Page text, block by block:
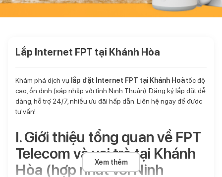
Lắp Internet FPT tại Khánh Hòa
Khám phá dịch vụ lắp đặt Internet FPT tại Khánh Hoàtốc độ
cao, ổn định (sáp nhập với tỉnh Ninh Thuận). Đăng ký lắp đặt dễ
dàng, hỗ trợ 24/7, nhiều ưu đãi hấp dẫn. Liên hệ ngay để được
tư vấn!
I. Giới thiệu tổng quan về FPT
Telecom và vai trò tại Khánh
Hòa (hợp nhất với Ninh
Xem thêm